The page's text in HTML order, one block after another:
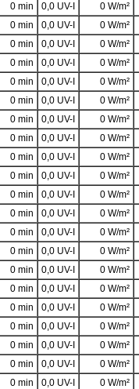
0 min 0,0 UV-I 0 W/m²
0 min 0,0 UV-I 0 W/m²
0 min 0,0 UV-I 0 W/m²
0 min 0,0 UV-I 0 W/m²
0 min 0,0 UV-I 0 W/m²
0 min 0,0 UV-I 0 W/m²
0 min 0,0 UV-I 0 W/m²
0 min 0,0 UV-I 0 W/m²
0 min 0,0 UV-I 0 W/m²
0 min 0,0 UV-I 0 W/m²
0 min 0,0 UV-I 0 W/m²
0 min 0,0 UV-I 0 W/m²
0 min 0,0 UV-I 0 W/m²
0 min 0,0 UV-I 0 W/m²
0 min 0,0 UV-I 0 W/m²
0 min 0,0 UV-I 0 W/m²
0 min 0,0 UV-I 0 W/m²
0 min 0,0 UV-I 0 W/m²
0 min 0,0 UV-I 0 W/m²
0 min 0,0 UV-I 0 W/m²
0 min 0,0 UV-I 0 W/m²